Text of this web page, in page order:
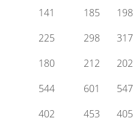
141 185
198
225 298
317
180 212
202
544 601
547
402 453
405